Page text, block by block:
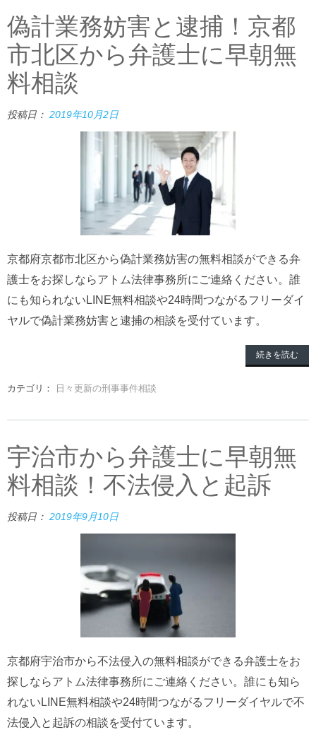
偽計業務妨害と逮捕！京都
市北区から弁護士に早朝無
料相談
投稿日： 2019年10月2日
京都府京都市北区から偽計業務妨害の無料相談ができる弁
護士をお探しならアトム法律事務所にご連絡ください。誰
にも知られないLINE無料相談や24時間つながるフリーダイ
ヤルで偽計業務妨害と逮捕の相談を受付ています。
続きを読む
カテゴリ： 日々更新の刑事事件相談
宇治市から弁護士に早朝無
料相談！不法侵入と起訴
投稿日： 2019年9月10日
京都府宇治市から不法侵入の無料相談ができる弁護士をお
探しならアトム法律事務所にご連絡ください。誰にも知ら
れないLINE無料相談や24時間つながるフリーダイヤルで不
法侵入と起訴の相談を受付ています。